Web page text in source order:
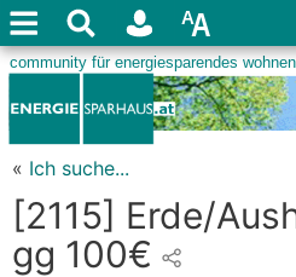
« Ich suche...
[2115] Erde/
gg 100€